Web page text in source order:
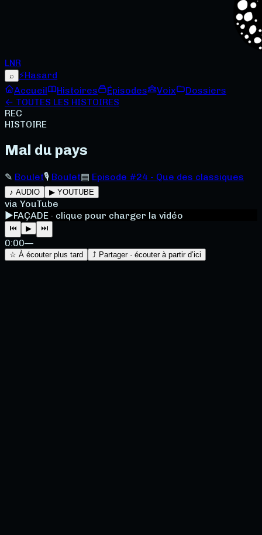
LNR
⌕ ⚡Hasard
Accueil
Histoires Épisodes Voix
Dossiers
← TOUTES LES HISTOIRES
REC
HISTOIRE
Mal du pays
✎ Boulet🎙 Boulet▤ Episode #24 - Que des classiques
♪ AUDIO ▶ YOUTUBE
via YouTube
▶FAÇADE · clique pour charger la vidéo
⏮ ▶ ⏭
0:00—
☆ À écouter plus tard ⤴ Partager · écouter à partir d’ici